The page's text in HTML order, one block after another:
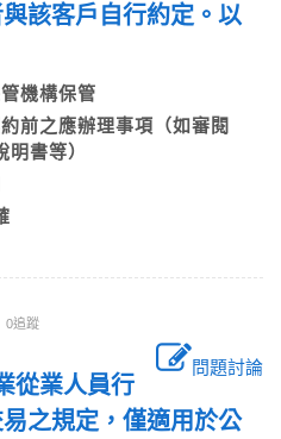
該客戶自行約定。以
管機構保管
前之應辦理事項（如審閱
明書等）
0追蹤
問題討論
從業人員行
之規定，僅適用於公